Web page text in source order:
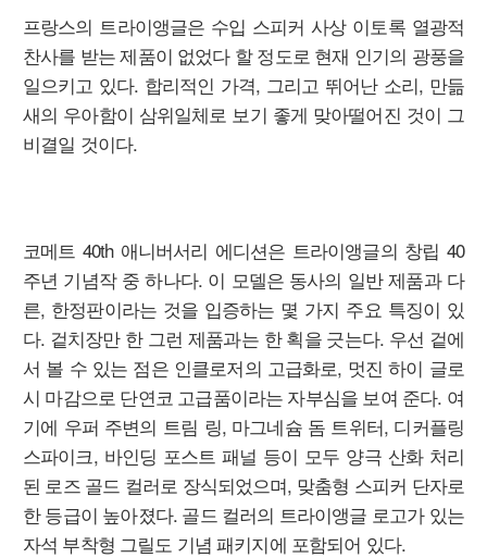
프랑스의 트라이앵글은 수입 스피커 사상 이토록 열광적
찬사를 받는 제품이 없었다 할 정도로 현재 인기의 광풍을
일으키고 있다. 합리적인 가격, 그리고 뛰어난 소리, 만듦
새의 우아함이 삼위일체로 보기 좋게 맞아떨어진 것이 그
비결일 것이다.
코메트 40th 애니버서리 에디션은 트라이앵글의 창립 40
주년 기념작 중 하나다. 이 모델은 동사의 일반 제품과 다
른, 한정판이라는 것을 입증하는 몇 가지 주요 특징이 있
다. 겉치장만 한 그런 제품과는 한 획을 긋는다. 우선 겉에
서 볼 수 있는 점은 인클로저의 고급화로, 멋진 하이 글로
시 마감으로 단연코 고급품이라는 자부심을 보여 준다. 여
기에 우퍼 주변의 트림 링, 마그네슘 돔 트위터, 디커플링
스파이크, 바인딩 포스트 패널 등이 모두 양극 산화 처리
된 로즈 골드 컬러로 장식되었으며, 맞춤형 스피커 단자로
한 등급이 높아졌다. 골드 컬러의 트라이앵글 로고가 있는
자석 부착형 그릴도 기념 패키지에 포함되어 있다.